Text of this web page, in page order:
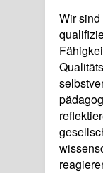
Wir